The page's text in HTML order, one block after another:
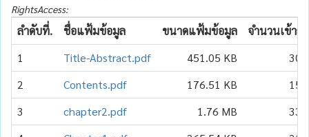
RightsAccess:
ลำดับที่. ชื่อแฟ้มข้อมูล ขนาดแฟ้มข้อมูล
จำนวนเข้าถึง
1
Title-Abstract.pdf 451.05 KB
308
2
Contents.pdf 176.51 KB
154
3
chapter2.pdf 1.76 MB
330